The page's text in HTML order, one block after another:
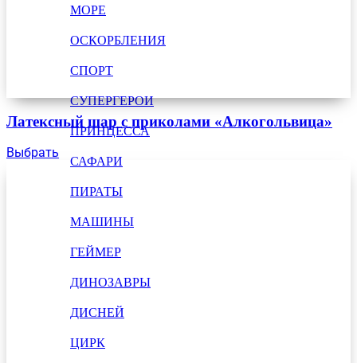
МОРЕ
ОСКОРБЛЕНИЯ
СПОРТ
СУПЕРГЕРОИ
ПРИНЦЕССА
САФАРИ
ПИРАТЫ
МАШИНЫ
ГЕЙМЕР
ДИНОЗАВРЫ
ДИСНЕЙ
ЦИРК
Латексный шар с приколами «Алкогольвица»
Выбрать